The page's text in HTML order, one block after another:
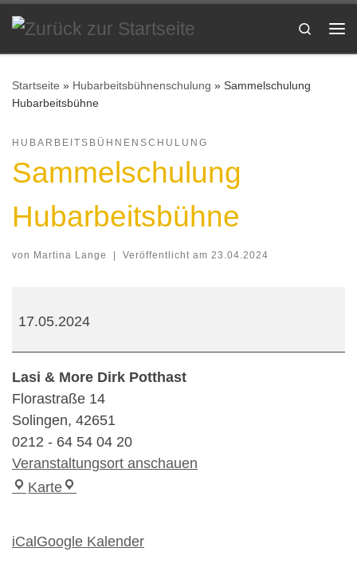
Zum Inhalt springen
Search
Startseite » Hubarbeitsbühnenschulung » Sammelschulung
Hubarbeitsbühne
HUBARBEITSBÜHNENSCHULUNG
Sammelschulung
Hubarbeitsbühne
von Martina Lange | Veröffentlicht am 23.04.2024
17.05.2024
Lasi & More Dirk Potthast
Florastraße 14
Solingen, 42651
0212 - 64 54 04 20
Veranstaltungsort anschauen
KarteLasi & More Dirk Potthast
iCalGoogle Kalender